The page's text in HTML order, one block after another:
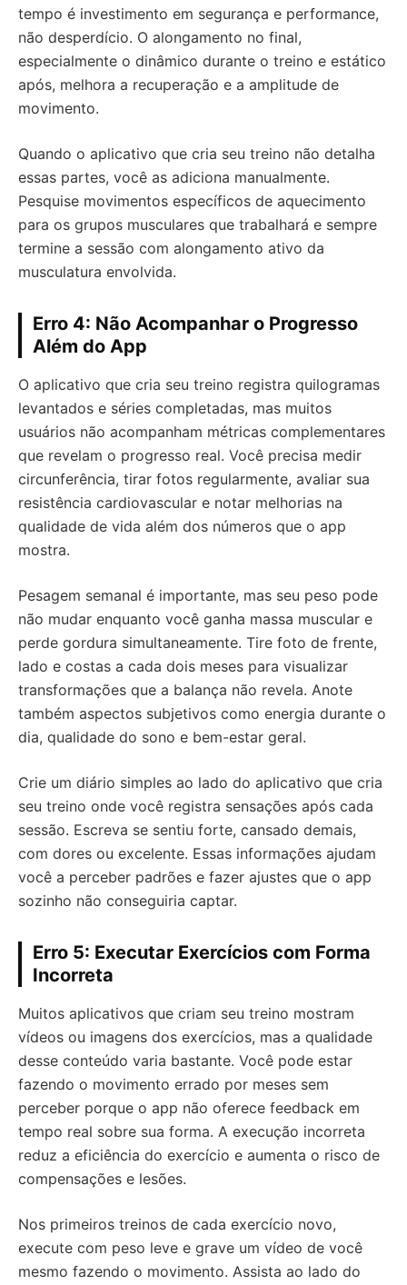
tempo é investimento em segurança e performance,
não desperdício. O alongamento no final,
especialmente o dinâmico durante o treino e estático
após, melhora a recuperação e a amplitude de
movimento.
Quando o aplicativo que cria seu treino não detalha
essas partes, você as adiciona manualmente.
Pesquise movimentos específicos de aquecimento
para os grupos musculares que trabalhará e sempre
termine a sessão com alongamento ativo da
musculatura envolvida.
Erro 4: Não Acompanhar o Progresso
Além do App
O aplicativo que cria seu treino registra quilogramas
levantados e séries completadas, mas muitos
usuários não acompanham métricas complementares
que revelam o progresso real. Você precisa medir
circunferência, tirar fotos regularmente, avaliar sua
resistência cardiovascular e notar melhorias na
qualidade de vida além dos números que o app
mostra.
Pesagem semanal é importante, mas seu peso pode
não mudar enquanto você ganha massa muscular e
perde gordura simultaneamente. Tire foto de frente,
lado e costas a cada dois meses para visualizar
transformações que a balança não revela. Anote
também aspectos subjetivos como energia durante o
dia, qualidade do sono e bem-estar geral.
Crie um diário simples ao lado do aplicativo que cria
seu treino onde você registra sensações após cada
sessão. Escreva se sentiu forte, cansado demais,
com dores ou excelente. Essas informações ajudam
você a perceber padrões e fazer ajustes que o app
sozinho não conseguiria captar.
Erro 5: Executar Exercícios com Forma
Incorreta
Muitos aplicativos que criam seu treino mostram
vídeos ou imagens dos exercícios, mas a qualidade
desse conteúdo varia bastante. Você pode estar
fazendo o movimento errado por meses sem
perceber porque o app não oferece feedback em
tempo real sobre sua forma. A execução incorreta
reduz a eficiência do exercício e aumenta o risco de
compensações e lesões.
Nos primeiros treinos de cada exercício novo,
execute com peso leve e grave um vídeo de você
mesmo fazendo o movimento. Assista ao lado do